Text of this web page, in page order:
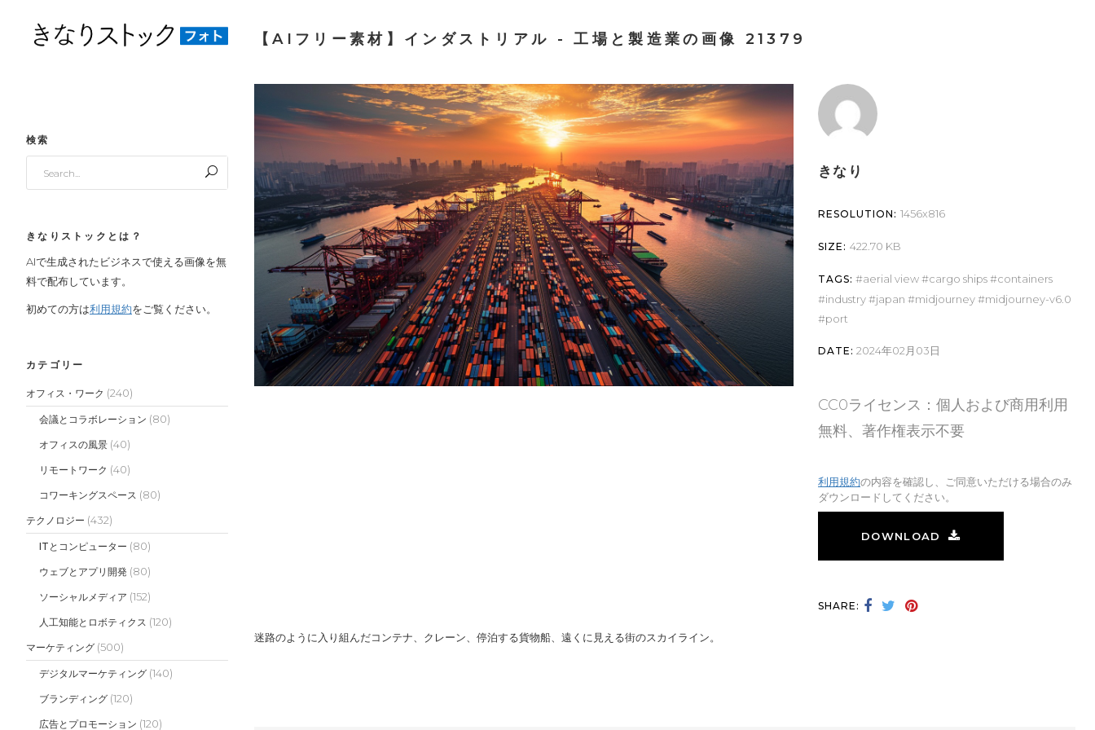
検索
きなりストックとは？
AIで生成されたビジネスで使える画像を無
料で配布しています。
初めての方は利用規約をご覧ください。
カテゴリー
オフィス・ワーク (240)
会議とコラボレーション (80)
オフィスの風景 (40)
リモートワーク (40)
コワーキングスペース (80)
テクノロジー (432)
ITとコンピューター (80)
ウェブとアプリ開発 (80)
ソーシャルメディア (152)
人工知能とロボティクス (120)
マーケティング (500)
デジタルマーケティング (140)
ブランディング (120)
広告とプロモーション (120)
【AIフリー素材】インダストリアル - 工場と製造業の画像 21379
きなり
RESOLUTION: 1456x816
SIZE: 422.70 KB
TAGS: aerial view cargo ships
containers
industry
japan midjourney
midjourney-v6.0
port
DATE: 2024年02月03日
CC0ライセンス：個人および商用利用
無料、著作権表示不要
利用規約の内容を確認し、ご同意いただける場合のみ
ダウンロードしてください。
DOWNLOAD
SHARE:
迷路のように入り組んだコンテナ、クレーン、停泊する貨物船、遠くに見える街のスカイライン。